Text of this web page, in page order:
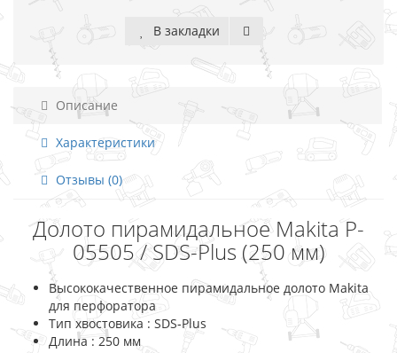
В закладки
Описание
Характеристики
Отзывы (0)
Долото пирамидальное Makita P-
05505 / SDS-Plus (250 мм)
Высококачественное пирамидальное долото Makita
для перфоратора
Тип хвостовика : SDS-Plus
Длина : 250 мм